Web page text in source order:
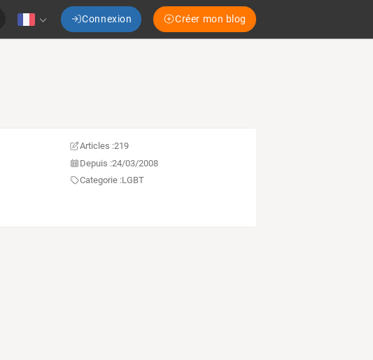
Connexion Créer mon blog
Articles :219
Depuis :24/03/2008
Categorie :LGBT